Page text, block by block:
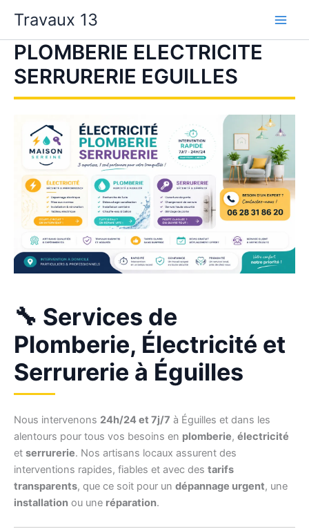
contenu
Travaux 13
PLOMBERIE ELECTRICITE
SERRURERIE EGUILLES
🔧 Services de
Plomberie, Électricité et
Serrurerie à Éguilles
Nous intervenons 24h/24 et 7j/7 à Éguilles et dans les
alentours pour tous vos besoins en plomberie, électricité
et serrurerie. Nos artisans locaux assurent des
interventions rapides, fiables et avec des tarifs
transparents, que ce soit pour un dépannage urgent, une
installation ou une réparation.